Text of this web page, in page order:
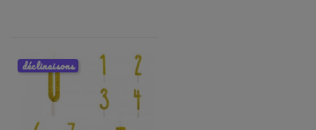
déclinaisons